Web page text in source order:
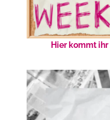
Hier kommt